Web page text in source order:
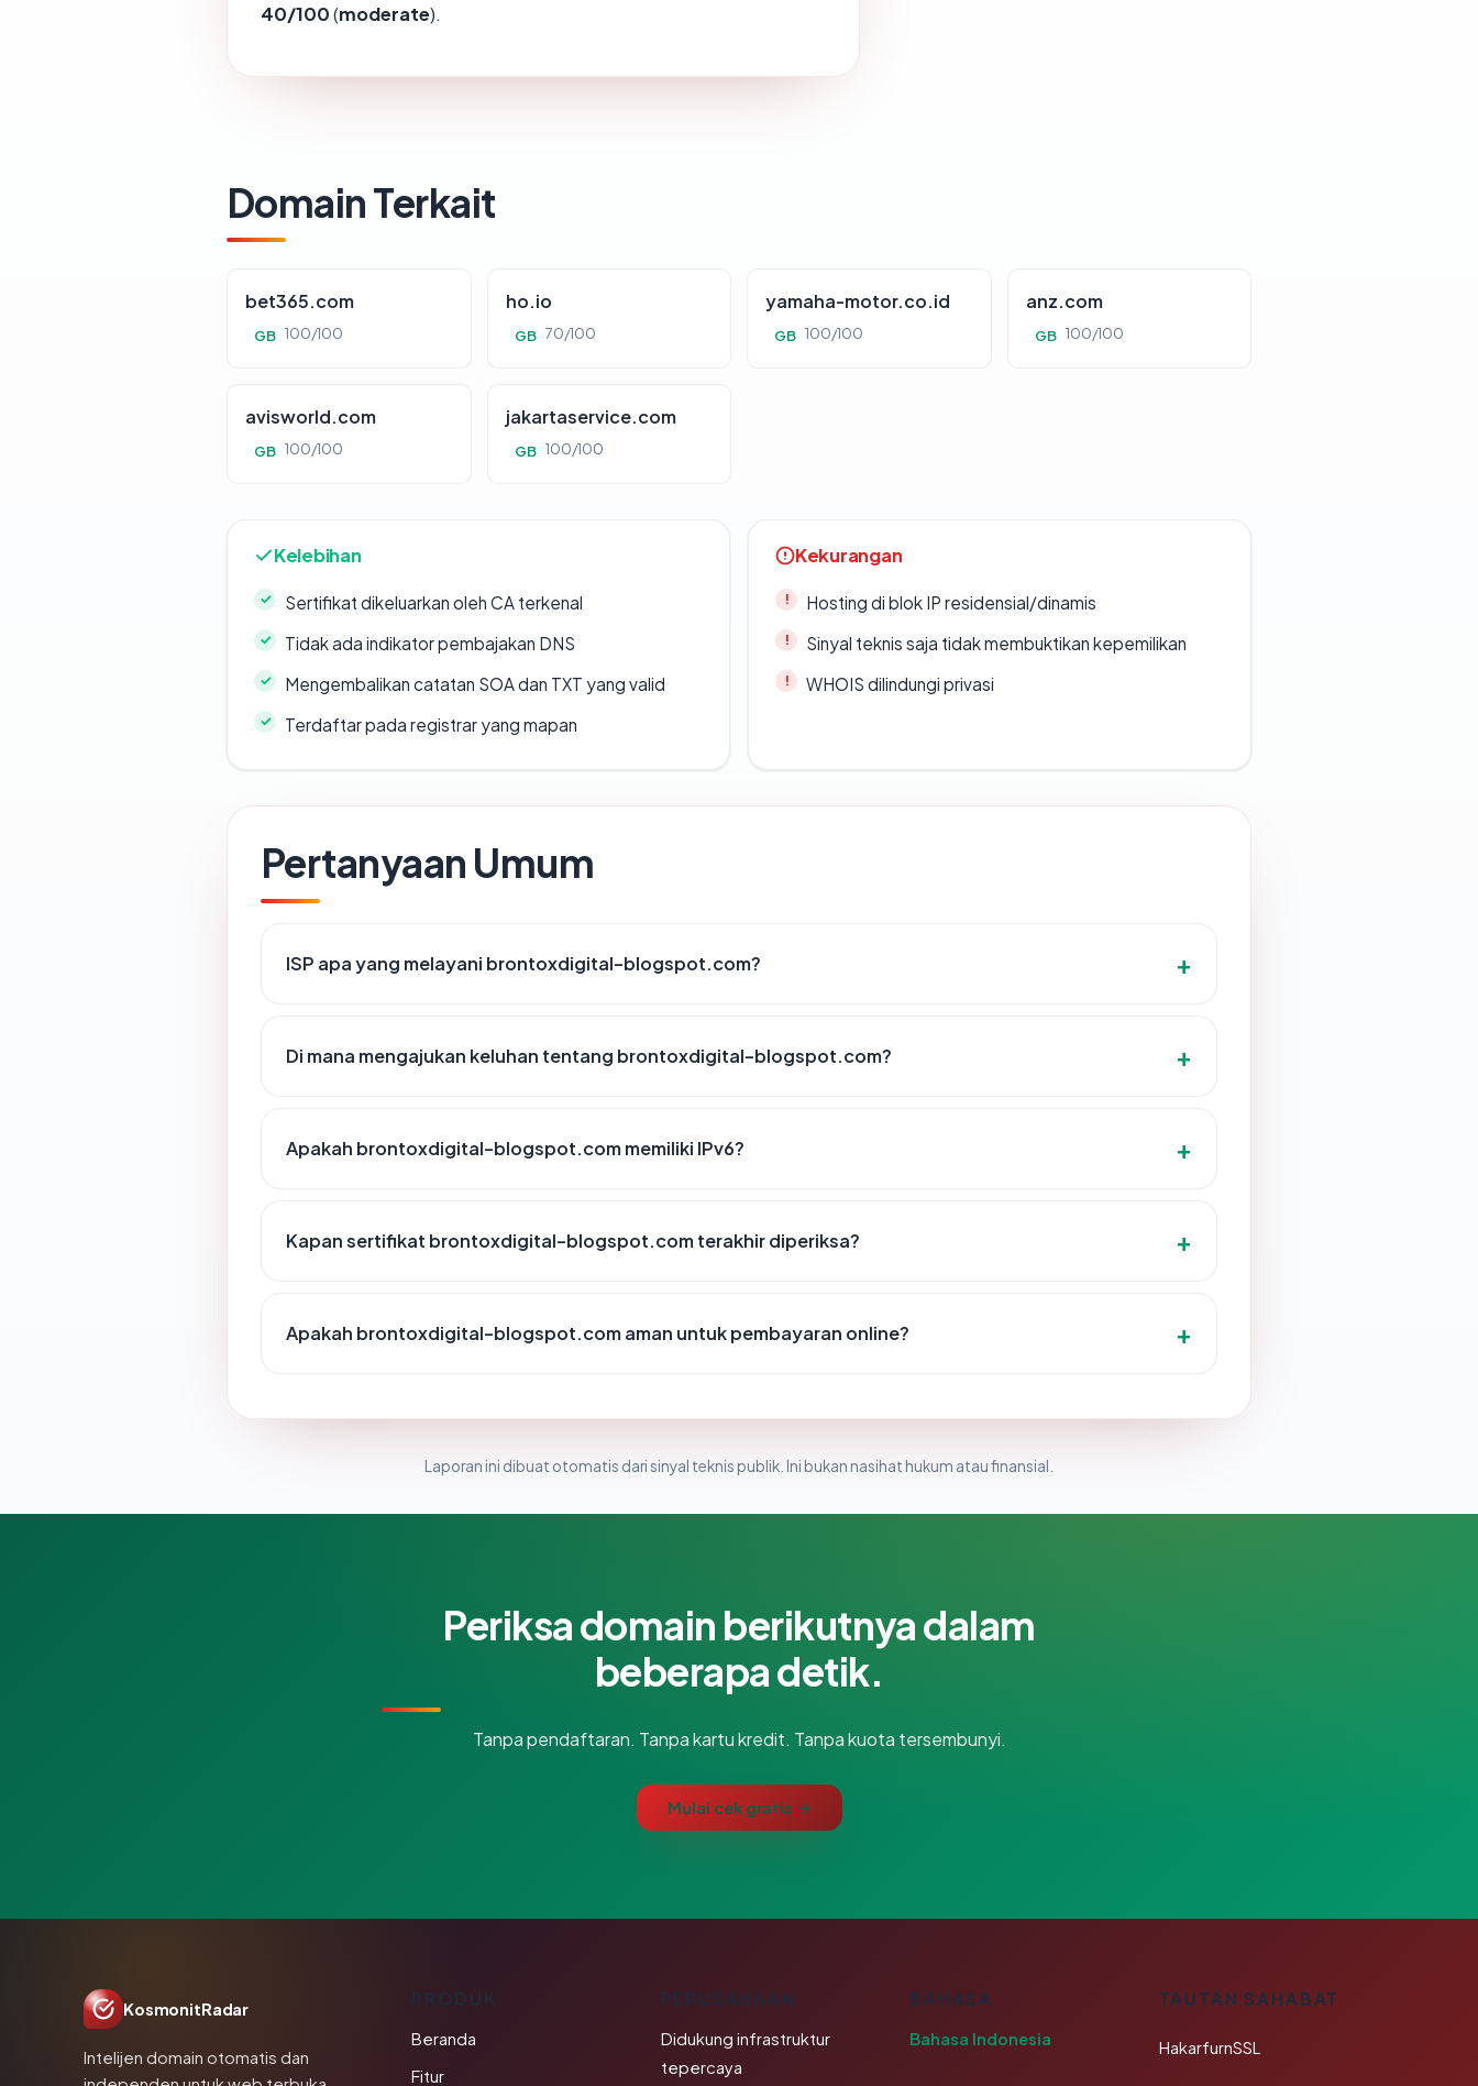
40/100(moderate).
Domain Terkait
bet365.com
GB 100/100
ho.io
GB 70/100
yamaha-motor.co.id
GB 100/100
anz.com
GB 100/100
avisworld.com
GB 100/100
jakartaservice.com
GB 100/100
Kelebihan
Sertifikat dikeluarkan oleh CA terkenal
Tidak ada indikator pembajakan DNS
Mengembalikan catatan SOA dan TXT yang valid
Terdaftar pada registrar yang mapan
Kekurangan
Hosting di blok IP residensial/dinamis
Sinyal teknis saja tidak membuktikan kepemilikan
WHOIS dilindungi privasi
Pertanyaan Umum
ISP apa yang melayani brontoxdigital-blogspot.com?
Di mana mengajukan keluhan tentang brontoxdigital-blogspot.com?
Apakah brontoxdigital-blogspot.com memiliki IPv6?
Kapan sertifikat brontoxdigital-blogspot.com terakhir diperiksa?
Apakah brontoxdigital-blogspot.com aman untuk pembayaran online?
Laporan ini dibuat otomatis dari sinyal teknis publik. Ini bukan nasihat hukum atau finansial.
Periksa domain berikutnya dalam
beberapa detik.
Tanpa pendaftaran. Tanpa kartu kredit. Tanpa kuota tersembunyi.
Mulai cek gratis →
KosmonitRadar
Intelijen domain otomatis dan
Beranda
Fitur
PERUSAHAAN
Didukung infrastruktur
tepercaya
BAHASA
Bahasa Indonesia
TAUTAN SAHABAT
HakarfurnSSL